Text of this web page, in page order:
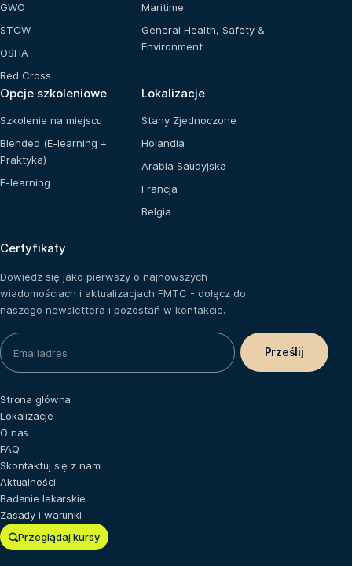
GWO
STCW
OSHA
Red Cross
Maritime
General Health, Safety &
Environment
Opcje szkoleniowe
Szkolenie na miejscu
Blended (E-learning +
Praktyka)
E-learning
Lokalizacje
Stany Zjednoczone
Holandia
Arabia Saudyjska
Francja
Belgia
Certyfikaty
Dowiedz się jako pierwszy o najnowszych
wiadomościach i aktualizacjach FMTC - dołącz do
naszego newslettera i pozostań w kontakcie.
Przeglądaj kursy
Strona główna
Lokalizacje
O nas
FAQ
Skontaktuj się z nami
Aktualności
Badanie lekarskie
Zasady i warunki